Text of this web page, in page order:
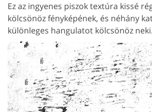
Ez az ingyenes piszok textúra kissé
kölcsönöz fényképének, és néhány
különleges hangulatot kölcsönöz neki.